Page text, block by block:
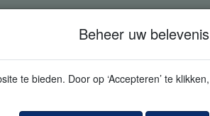
Beheer uw belevenis
te bieden. Door op ‘Accepteren’ te klikken,